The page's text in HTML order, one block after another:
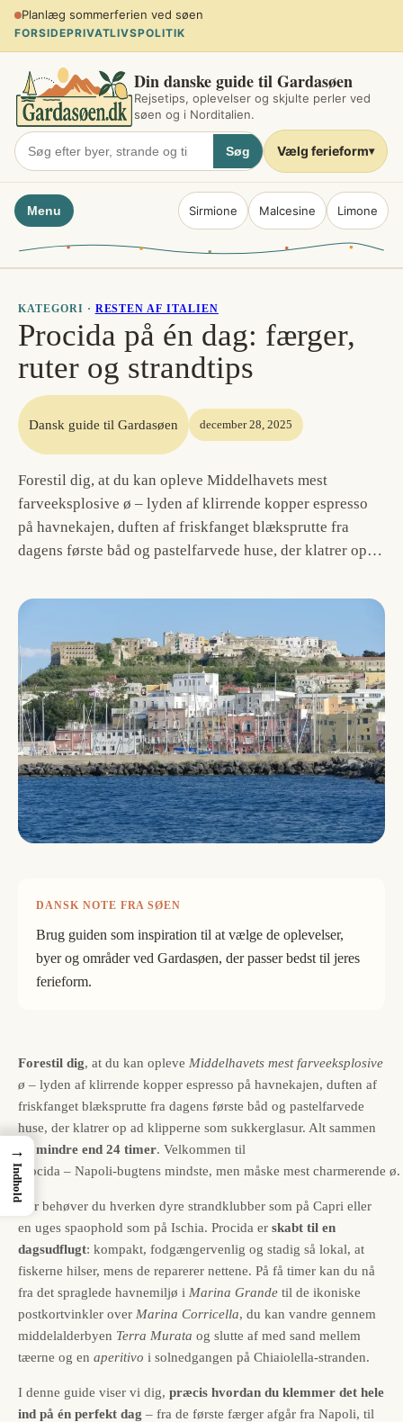
Spring
indhold
Planlæg sommerferien ved søen
FORSIDEPRIVATLIVSPOLITIK
Din danske guide til Gardasøen
Rejsetips, oplevelser og skjulte perler ved
søen og i Norditalien.
Søg Vælg ferieform▾
Menu Sirmione Malcesine Limone
KATEGORI · RESTEN AF ITALIEN
Procida på én dag: færger,
ruter og strandtips
Dansk guide til Gardasøen december 28, 2025
Forestil dig, at du kan opleve Middelhavets mest
farveeksplosive ø – lyden af klirrende kopper espresso
på havnekajen, duften af friskfanget blæksprutte fra
dagens første båd og pastelfarvede huse, der klatrer op…
DANSK NOTE FRA SØEN
Brug guiden som inspiration til at vælge de oplevelser,
byer og områder ved Gardasøen, der passer bedst til jeres
ferieform.
Forestil dig, at du kan opleve Middelhavets mest farveeksplosive
ø – lyden af klirrende kopper espresso på havnekajen, duften af
friskfanget blæksprutte fra dagens første båd og pastelfarvede
huse, der klatrer op ad klipperne som sukkerglasur. Alt sammen
på mindre end 24 timer. Velkommen til
Procida – Napoli-bugtens mindste, men måske mest charmerende ø.
Her behøver du hverken dyre strandklubber som på Capri eller
en uges spaophold som på Ischia. Procida er skabt til en
dagsudflugt: kompakt, fodgængervenlig og stadig så lokal, at
fiskerne hilser, mens de reparerer nettene. På få timer kan du nå
fra det spraglede havnemiljø i Marina Grande til de ikoniske
postkortvinkler over Marina Corricella, du kan vandre gennem
middelalderbyen Terra Murata og slutte af med sand mellem
tæerne og en aperitivo i solnedgangen på Chiaiolella-stranden.
I denne guide viser vi dig, præcis hvordan du klemmer det hele
ind på én perfekt dag – fra de første færger afgår fra Napoli, til
→
Indhold